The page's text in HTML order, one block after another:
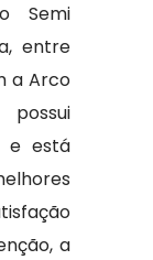
Semi
entre
a Arco
possui
e está
a